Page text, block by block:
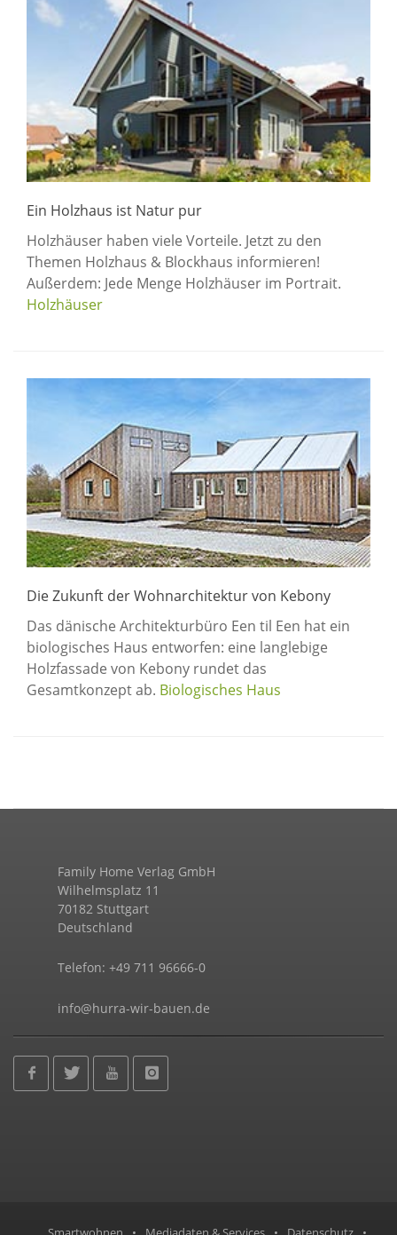
Ein Holzhaus ist Natur pur
Holzhäuser haben viele Vorteile. Jetzt zu den
Themen Holzhaus & Blockhaus informieren!
Außerdem: Jede Menge Holzhäuser im Portrait.
Holzhäuser
Die Zukunft der Wohnarchitektur von Kebony
Das dänische Architekturbüro Een til Een hat ein
biologisches Haus entworfen: eine langlebige
Holzfassade von Kebony rundet das
Gesamtkonzept ab. Biologisches Haus
Family Home Verlag GmbH
Wilhelmsplatz 11
70182 Stuttgart
Deutschland
Telefon: +49 711 96666-0
info@hurra-wir-bauen.de